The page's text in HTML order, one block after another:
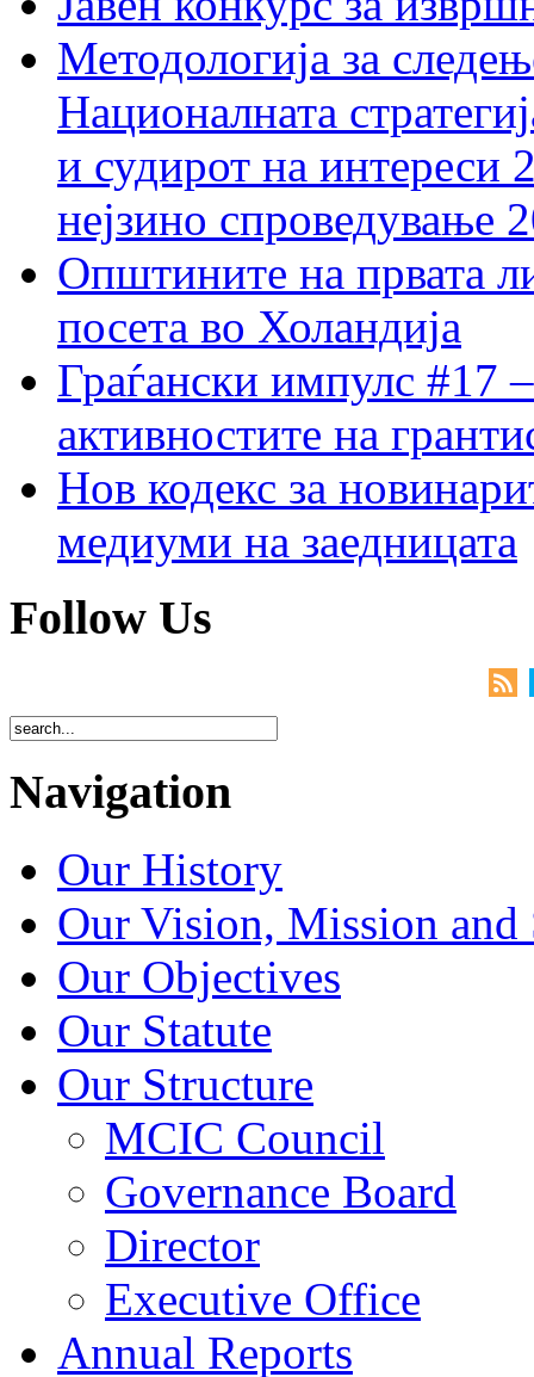
Методологија за
Националната
и судирот на интереси
нејзино спроведување
Општините на првата
посета во Холандија
Граѓански импулс #17
активностите на
Нов кодекс за
медиуми на заедницата
Follow Us
Navigation
Our History
Our Vision, Mission and
Our Objectives
Our Statute
Our Structure
MCIC Council
Governance Board
Director
Executive Office
Annual Reports